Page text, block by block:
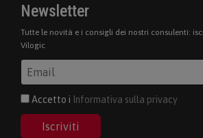
Newsletter
Tutte le novità e i consigli dei nostri consulenti:
Vilogic
Accetto i Informativa sulla privacy
Iscriviti